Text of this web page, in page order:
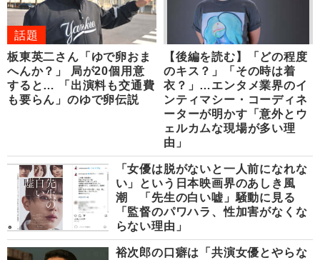
話題
板東英二さん「ゆで卵おま
へんか？」 局が20個用意
すると… 「出演料も交通費
も要らん」のゆで卵伝説
【後編を読む】「どの程度
のキス？」「その時は着
衣？」…エンタメ業界のイ
ンティマシー・コーディネ
ーターが明かす「意外とウ
ェルカムな現場が多い理
由」
「女優は脱がないと一人前になれな
い」という日本映画界のあしき風
潮 「先生の白い嘘」騒動に見る
「監督のパワハラ、性加害がなくな
らない理由」
裕次郎の口癖は「共演女優とやらな